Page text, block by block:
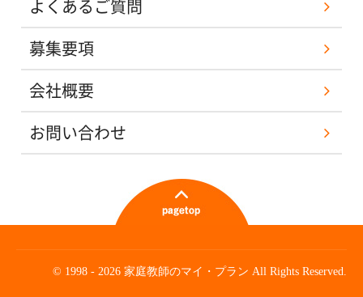
よくあるご質問
募集要項
会社概要
お問い合わせ
© 1998 - 2026 家庭教師のマイ・プラン All Rights Reserved.